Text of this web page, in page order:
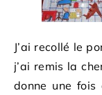
J’ai recollé le
j’ai remis la
donne une